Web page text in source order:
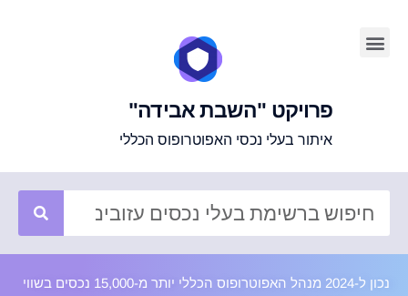
פרויקט "השבת אבידה"
איתור בעלי נכסי האפוטרופוס הכללי
נכון ל-2024 מנהל האפוטרופוס הכללי יותר מ-15,000 נכסים בשווי